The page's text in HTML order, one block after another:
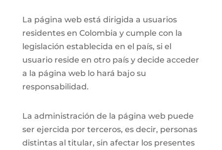
La página web está dirigida a usuarios
residentes en Colombia y cumple con la
legislación establecida en el país, si el
usuario reside en otro país y decide acceder
a la página web lo hará bajo su
responsabilidad.
La administración de la página web puede
ser ejercida por terceros, es decir, personas
distintas al titular, sin afectar los presentes